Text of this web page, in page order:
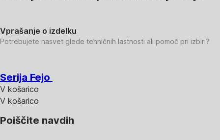
Vprašanje o izdelku
Potrebujete nasvet glede tehničnih lastnosti ali pomoč pri izbiri?
Serija Fejo
V košarico
V košarico
Poiščite navdih